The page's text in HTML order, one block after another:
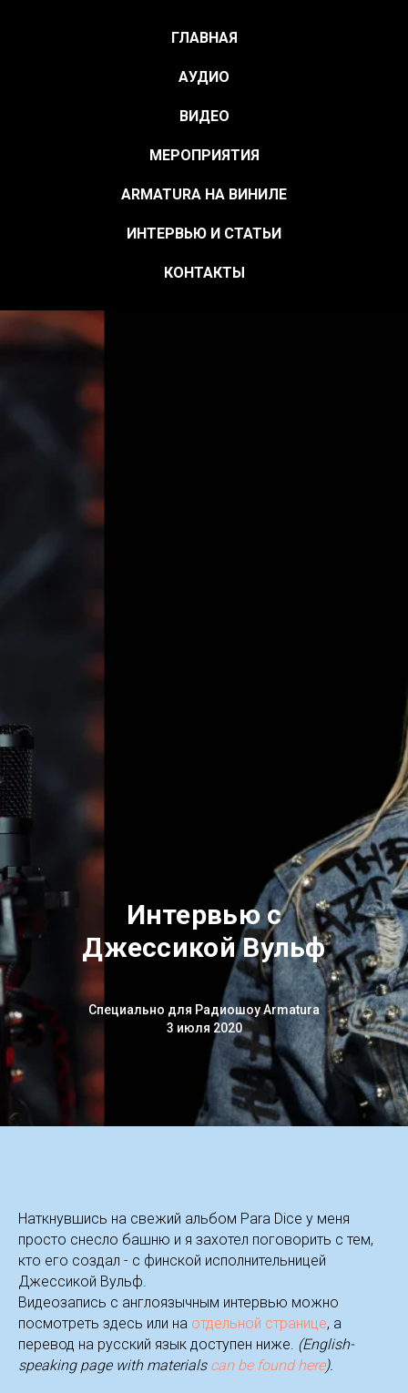
ГЛАВНАЯ
АУДИО
ВИДЕО
МЕРОПРИЯТИЯ
ARMATURA НА ВИНИЛЕ
ИНТЕРВЬЮ И СТАТЬИ
КОНТАКТЫ
Интервью с
Джессикой Вульф
Специально для Радиошоу Armatura
3 июля 2020
Наткнувшись на свежий альбом Para Dice у меня
просто снесло башню и я захотел поговорить с тем,
кто его создал - с финской исполнительницей
Джессикой Вульф.
Видеозапись с англоязычным интервью можно
посмотреть здесь или на отдельной странице, а
перевод на русский язык доступен ниже. (English-
speaking page with materials can be found here).